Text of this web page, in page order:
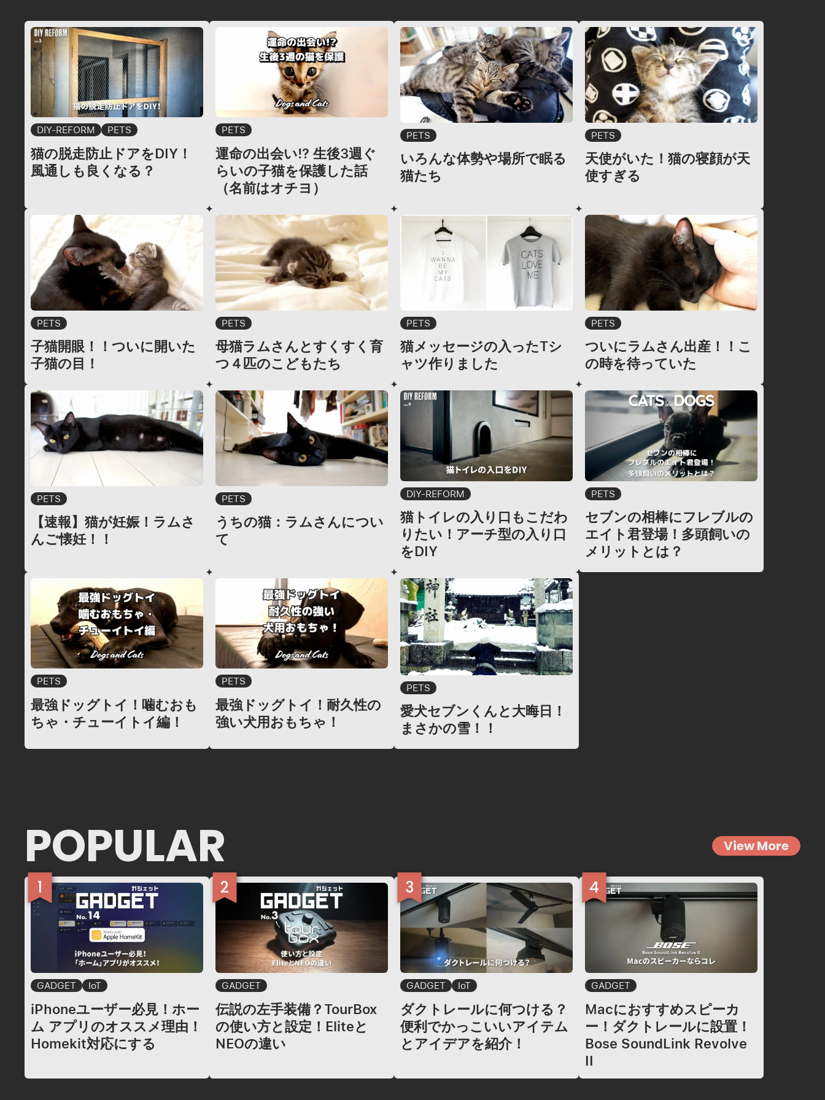
DIY-REFORM PETS
猫の脱走防止ドアをDIY！
風通しも良くなる？
PETS
運命の出会い!? 生後3週ぐ
らいの子猫を保護した話
（名前はオチヨ）
PETS
いろんな体勢や場所で眠る
猫たち
PETS
天使がいた！猫の寝顔が天
使すぎる
PETS
子猫開眼！！ついに開いた
子猫の目！
PETS
母猫ラムさんとすくすく育
つ４匹のこどもたち
PETS
猫メッセージの入ったTシ
ャツ作りました
PETS
ついにラムさん出産！！こ
の時を待っていた
PETS
【速報】猫が妊娠！ラムさ
んご懐妊！！
PETS
うちの猫：ラムさんについ
て
DIY-REFORM
猫トイレの入り口もこだわ
りたい！アーチ型の入り口
をDIY
PETS
セブンの相棒にフレブルの
エイト君登場！多頭飼いの
メリットとは？
PETS
最強ドッグトイ！噛むおも
ちゃ・チューイトイ編！
PETS
最強ドッグトイ！耐久性の
強い犬用おもちゃ！
PETS
愛犬セブンくんと大晦日！
まさかの雪！！
POPULAR View More
GADGET IoT
iPhoneユーザー必見！ホー
ム アプリのオススメ理由！
Homekit対応にする
GADGET
伝説の左手装備？TourBox
の使い方と設定！Eliteと
NEOの違い
GADGET IoT
ダクトレールに何つける？
便利でかっこいいアイテム
とアイデアを紹介！
GADGET
Macにおすすめスピーカ
ー！ダクトレールに設置！
Bose SoundLink Revolve
II